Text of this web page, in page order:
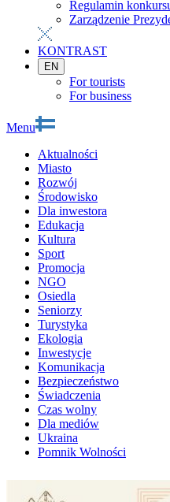
Regulamin
Zarządzenie
KONTRAST
EN
For tourists
For business
Menu
Aktualności
Miasto
Rozwój
Środowisko
Dla inwestora
Edukacja
Kultura
Sport
Promocja
NGO
Osiedla
Seniorzy
Turystyka
Ekologia
Inwestycje
Komunikacja
Bezpieczeństwo
Świadczenia
Czas wolny
Dla mediów
Ukraina
Pomnik Wolności